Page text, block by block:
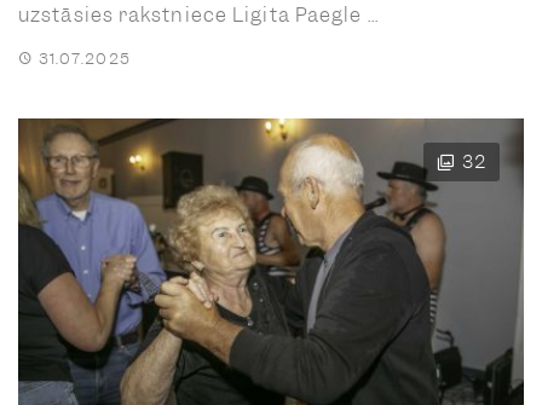
uzstāsies rakstniece Ligita Paegle ...
31.07.2025
32